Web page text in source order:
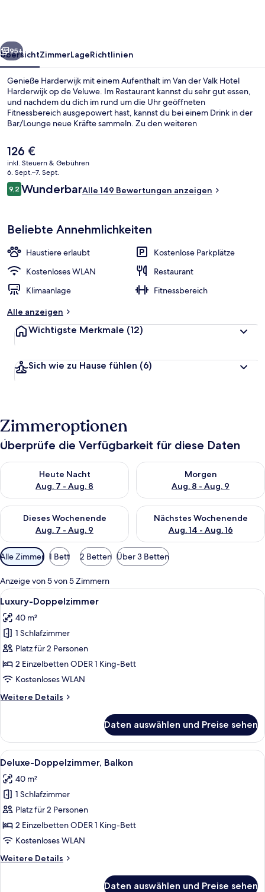
de
Veluwe
Weiter
95+
ÜbersichtZimmerLageRichtlinien
Genieße Harderwijk mit einem Aufenthalt im Van der Valk Hotel
Harderwijk op de Veluwe. Im Restaurant kannst du sehr gut essen,
und nachdem du dich im rund um die Uhr geöffneten
Fitnessbereich ausgepowert hast, kannst du bei einem Drink in der
Bar/Lounge neue Kräfte sammeln. Zu den weiteren
Terrasse, ein Garten und eine Ladestation für E-Bikes.
Der
aktuelle
Preis
beträgt
126 €.
126 €
inkl. Steuern & Gebühren
6. Sept.–7. Sept.
Bewertungen
9,29,2 von 10.
WunderbarAlle 149 Bewertungen anzeigen
Beliebte Annehmlichkeiten
Haustiere erlaubt
Kostenlose Parkplätze
Kostenloses WLAN
Restaurant
Klimaanlage
Fitnessbereich
Alle anzeigen
Wichtigste Merkmale (12)
Sich wie zu Hause fühlen (6)
Zimmeroptionen
Überprüfe die Verfügbarkeit für diese Daten
Heute Nacht
Aug. 7 - Aug. 8
Überprüfe die Verfügbarkeit für heute Nacht, Aug. 7 - Aug. 8.
Morgen
Aug. 8 - Aug. 9
Überprüfe die Verfügbarkeit
Dieses Wochenende
Aug. 7 - Aug. 9
Überprüfe die Verfügbarkeit für dieses Wochenende, Aug. 7
Nächstes Wochenende
Aug. 14 - Aug. 16
Überprüfe die Verfügbarkeit
Verfügbare
Filter
für
Zimmer
Alle Zimmer 1 Bett 2 Betten Über 3 Betten
Anzeige von 5 von 5 Zimmern
Alle
Fotos
für
Luxury-
Doppelzimmer
anzeigen
Ein Zimmer mit einem roten Sessel,
8
Luxury-Doppelzimmer
40 m²
1 Schlafzimmer
Platz für 2 Personen
2 Einzelbetten ODER 1 King-Bett
Kostenloses WLAN
Weitere Details
Weitere
Doppelzimmer
Daten auswählen und Preise sehen
Alle
Fotos
für
Deluxe-
Doppelzimmer,
Balkon
anzeigen
Ein Bett mit weißer Bettwäsche und
9
Deluxe-Doppelzimmer, Balkon
40 m²
1 Schlafzimmer
Platz für 2 Personen
2 Einzelbetten ODER 1 King-Bett
Kostenloses WLAN
Weitere Details
Weitere
Daten auswählen und Preise sehen